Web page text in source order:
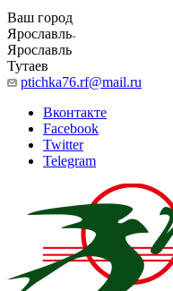
Ваш город
Ярославль
Ярославль
Тутаев
ptichka76.rf@mail.ru
Вконтакте
Facebook
Twitter
Telegram